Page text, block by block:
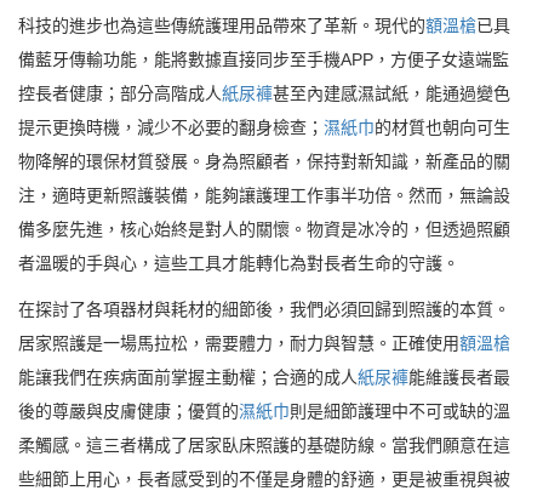
科技的進步也為這些傳統護理用品帶來了革新。現代的額溫槍已具
備藍牙傳輸功能，能將數據直接同步至手機APP，方便子女遠端監
控長者健康；部分高階成人紙尿褲甚至內建感濕試紙，能通過變色
提示更換時機，減少不必要的翻身檢查； 濕紙巾的材質也朝向可生
物降解的環保材質發展。身為照顧者，保持對新知識，新產品的關
注，適時更新照護裝備，能夠讓護理工作事半功倍。然而，無論設
備多麼先進，核心始終是對人的關懷。物資是冰冷的，但透過照顧
者溫暖的手與心，這些工具才能轉化為對長者生命的守護。
在探討了各項器材與耗材的細節後，我們必須回歸到照護的本質。
居家照護是一場馬拉松，需要體力，耐力與智慧。正確使用額溫槍
能讓我們在疾病面前掌握主動權；合適的成人紙尿褲能維護長者最
後的尊嚴與皮膚健康；優質的濕紙巾則是細節護理中不可或缺的溫
柔觸感。這三者構成了居家臥床照護的基礎防線。當我們願意在這
些細節上用心，長者感受到的不僅是身體的舒適，更是被重視與被